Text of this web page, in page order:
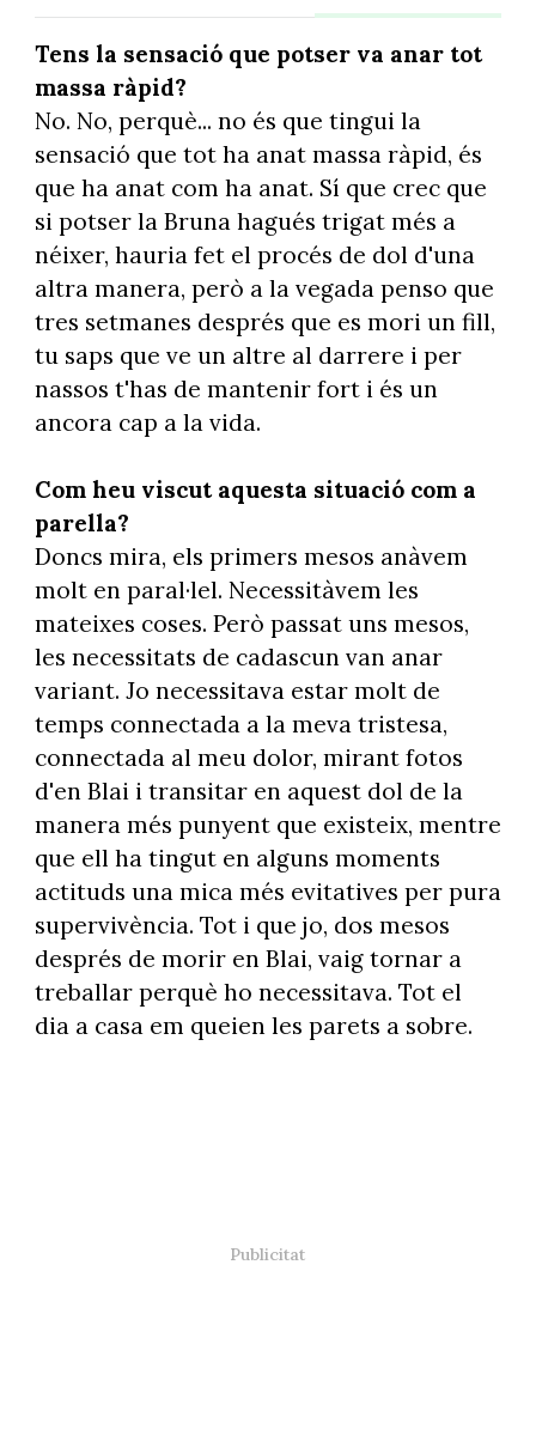
Tens la sensació que potser va anar tot
massa ràpid?
No. No, perquè... no és que tingui la
sensació que tot ha anat massa ràpid, és
que ha anat com ha anat. Sí que crec que
si potser la Bruna hagués trigat més a
néixer, hauria fet el procés de dol d'una
altra manera, però a la vegada penso que
tres setmanes després que es mori un fill,
tu saps que ve un altre al darrere i per
nassos t'has de mantenir fort i és un
ancora cap a la vida.
Com heu viscut aquesta situació com a
parella?
Doncs mira, els primers mesos anàvem
molt en paral·lel. Necessitàvem les
mateixes coses. Però passat uns mesos,
les necessitats de cadascun van anar
variant. Jo necessitava estar molt de
temps connectada a la meva tristesa,
connectada al meu dolor, mirant fotos
d'en Blai i transitar en aquest dol de la
manera més punyent que existeix, mentre
que ell ha tingut en alguns moments
actituds una mica més evitatives per pura
supervivència. Tot i que jo, dos mesos
després de morir en Blai, vaig tornar a
treballar perquè ho necessitava. Tot el
dia a casa em queien les parets a sobre.